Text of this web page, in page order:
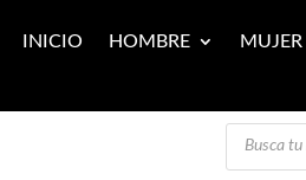
INICIO HOMBRE MUJER
Búsqueda
productos